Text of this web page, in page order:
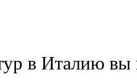
в Италию